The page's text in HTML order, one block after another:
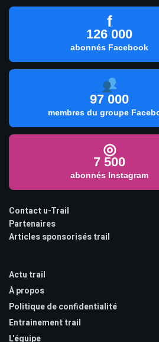
f
126 000
abonnés Facebook
97 000
membres du groupe
◎
7 500
abonnés Instagram
Contact u-Trail
Partenaires
Articles sponsorisés trail
Actu trail
À propos
Politique de confidentialité
Entrainement trail
L'équipe